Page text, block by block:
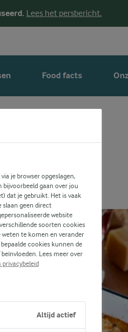
Lees het persbericht.
Food facts
je browser opgeslagen,
gaan over jou
dat je gebruikt. Het is vaak
slaan geen direct
website
soorten cookies
te komen en verander
cookies kunnen de
Lees meer over
privacybeleid
Altijd actief